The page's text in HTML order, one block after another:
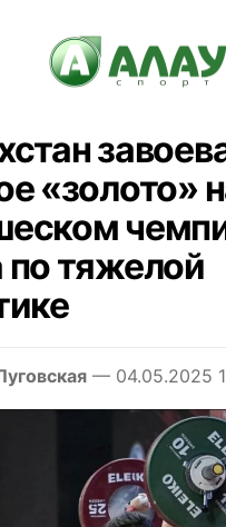
«золото»
тяжелой
— 04.05.2025